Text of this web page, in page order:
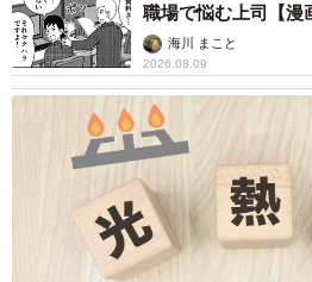
職場で悩む上司【漫
海川 まこと
2026.08.09